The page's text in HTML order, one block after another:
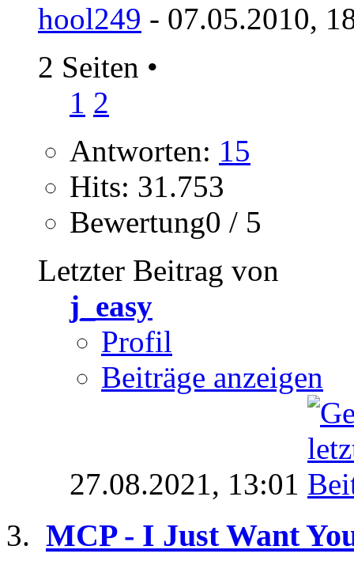
hool249 - 07.05.2010,
2 Seiten •
1 2
Antworten: 15
Hits: 31.753
Bewertung0 / 5
Letzter Beitrag von
j_easy
Profil
Beiträge anzeigen
27.08.2021, 13:01
MCP - I Just Want